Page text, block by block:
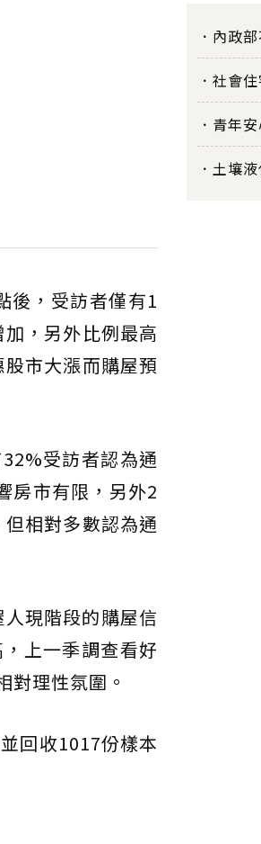
後，受訪者僅有1
，另外比例最高
市大漲而購屋預
受訪者認為通
房市有限，另外2
相對多數認為通
現階段的購屋信
上一季調查看好
對理性氛圍。
回收1017份樣本
內政
社會
青年
土壤